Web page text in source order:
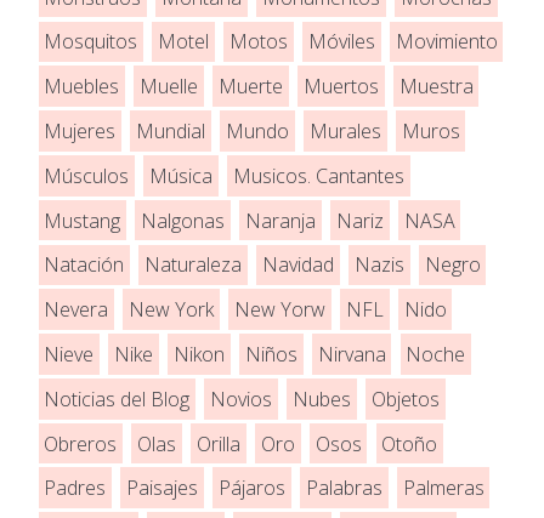
Mosquitos
Motel Motos Móviles
Movimiento
Muebles
Muelle Muerte Muertos
Muestra
Mujeres
Mundial Mundo Murales
Muros
Músculos
Música
Musicos. Cantantes
Mustang
Nalgonas Naranja Nariz
NASA
Natación
Naturaleza Navidad Nazis
Negro
Nevera
New York New Yorw NFL
Nido
Nieve
Nike Nikon Niños Nirvana
Noche
Noticias del Blog
Novios Nubes
Objetos
Obreros
Olas Orilla Oro Osos
Otoño
Padres
Paisajes Pájaros Palabras
Palmeras